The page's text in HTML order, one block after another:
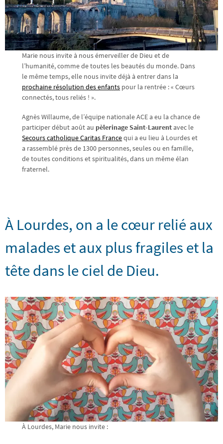
Marie nous invite à nous émerveiller de Dieu et de
l’humanité, comme de toutes les beautés du monde. Dans
le même temps, elle nous invite déjà à entrer dans la
prochaine résolution des enfants pour la rentrée : « Cœurs
connectés, tous reliés ! ».
Agnès Willaume, de l’équipe nationale ACE a eu la chance de
participer début août au pèlerinage Saint-Laurent avec le
Secours catholique Caritas Francequi a eu lieu à Lourdes et
a rassemblé près de 1300 personnes, seules ou en famille,
de toutes conditions et spiritualités, dans un même élan
fraternel.
À Lourdes, on a le cœur relié aux
malades et aux plus fragiles et la
tête dans le ciel de Dieu.
À Lourdes, Marie nous invite :